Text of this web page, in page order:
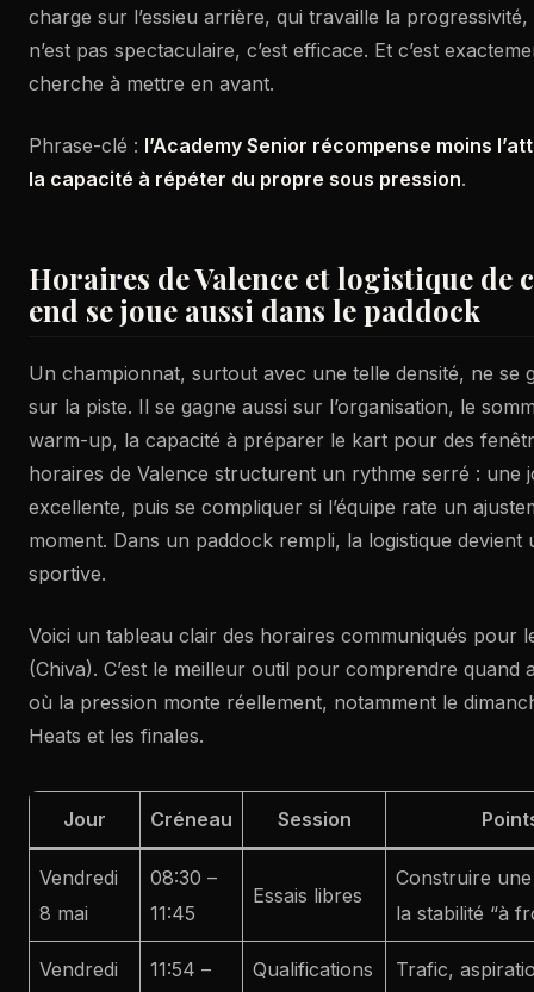
charge sur l’essieu arrière, qui travaille la
n’est pas spectaculaire, c’est efficace. Et c’est
cherche à mettre en avant.
Phrase-clé : l’Academy Senior récompense moins
la capacité à répéter du propre sous pression.
Horaires de Valence et logistique de
end se joue aussi dans le paddock
Un championnat, surtout avec une telle densité, ne se
sur la piste. Il se gagne aussi sur l’organisation, le
warm-up, la capacité à préparer le kart pour des
horaires de Valence structurent un rythme serré : une
excellente, puis se compliquer si l’équipe rate un
moment. Dans un paddock rempli, la logistique devient
sportive.
Voici un tableau clair des horaires communiqués pour
(Chiva). C’est le meilleur outil pour comprendre quand
où la pression monte réellement, notamment le
Heats et les finales.
Jour Créneau Session
Vendredi
8 mai
08:30 –
11:45
Essais libres
Construire
la stabilité “à
Vendredi
11:54 –
Qualifications
Trafic,